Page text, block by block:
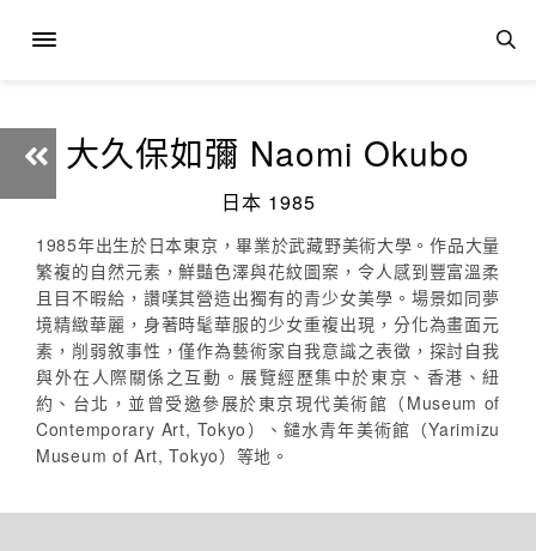
大久保如彌 Naomi Okubo
日本 1985
1985年出生於日本東京，畢業於武藏野美術大學。作品大量
繁複的自然元素，鮮豔色澤與花紋圖案，令人感到豐富溫柔
且目不暇給，讚嘆其營造出獨有的青少女美學。場景如同夢
境精緻華麗，身著時髦華服的少女重複出現，分化為畫面元
素，削弱敘事性，僅作為藝術家自我意識之表徵，探討自我
與外在人際關係之互動。展覽經歷集中於東京、香港、紐
約、台北，並曾受邀參展於東京現代美術館（Museum of
Contemporary Art, Tokyo）、鑓水青年美術館（Yarimizu
Museum of Art, Tokyo）等地。